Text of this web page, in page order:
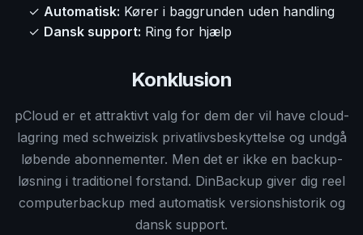
✓ Automatisk: Kører i baggrunden uden handling
✓ Dansk support: Ring for hjælp
Konklusion
pCloud er et attraktivt valg for dem der vil have cloud-
lagring med schweizisk privatlivsbeskyttelse og undgå
løbende abonnementer. Men det er ikke en backup-
løsning i traditionel forstand. DinBackup giver dig reel
computerbackup med automatisk versionshistorik og
dansk support.